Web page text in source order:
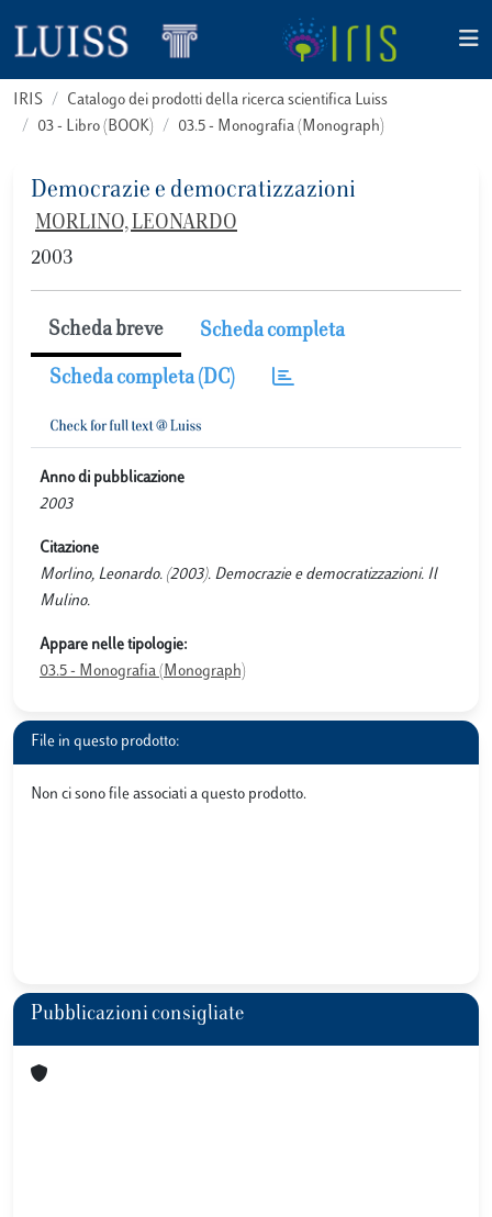
IRIS
Catalogo dei prodotti della ricerca scientifica Luiss
03 - Libro (BOOK)
03.5 - Monografia (Monograph)
Democrazie e democratizzazioni
MORLINO, LEONARDO
2003
Scheda breve Scheda completa
Scheda completa (DC)
Anno di pubblicazione
2003
Citazione
Morlino, Leonardo. (2003). Democrazie e democratizzazioni. Il
Mulino.
Appare nelle tipologie:
03.5 - Monografia (Monograph)
File in questo prodotto:
Non ci sono file associati a questo prodotto.
Pubblicazioni consigliate